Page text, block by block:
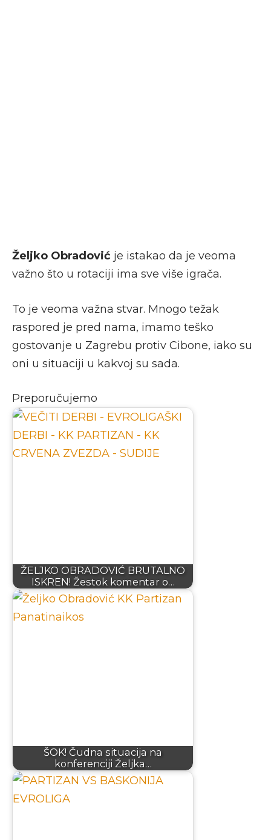
Željko Obradović je istakao da je veoma
važno što u rotaciji ima sve više igrača.
To je veoma važna stvar. Mnogo težak
raspored je pred nama, imamo teško
gostovanje u Zagrebu protiv Cibone, iako su
oni u situaciji u kakvoj su sada.
Preporučujemo
ŽELJKO OBRADOVIĆ BRUTALNO
ISKREN! Žestok komentar o…
ŠOK! Čudna situacija na
konferenciji Željka…